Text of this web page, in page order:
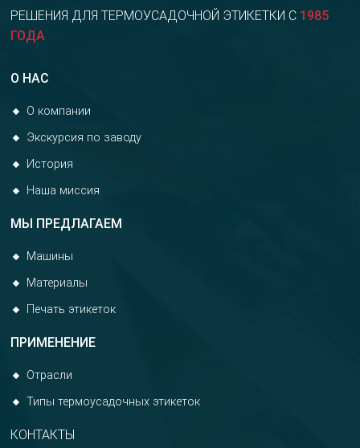
РЕШЕНИЯ ДЛЯ ТЕРМОУСАДОЧНОЙ ЭТИКЕТКИ С 1985
ГОДА
О НАС
О компании
Экскурсия по заводу
История
Наша миссия
МЫ ПРЕДЛАГАЕМ
Машины
Материалы
Печать этикеток
ПРИМЕНЕНИЕ
Отрасли
Типы термоусадочных этикеток
КОНТАКТЫ